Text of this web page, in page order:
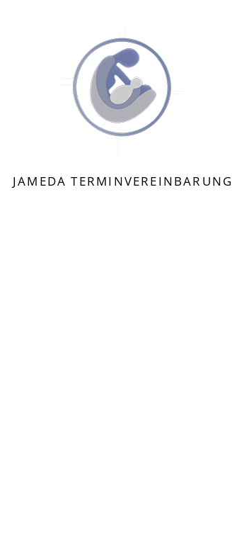
JAMEDA TERMINVEREINBARUNG